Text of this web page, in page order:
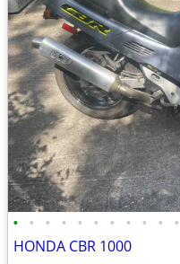
• • • • • • • • • • •
HONDA CBR 1000